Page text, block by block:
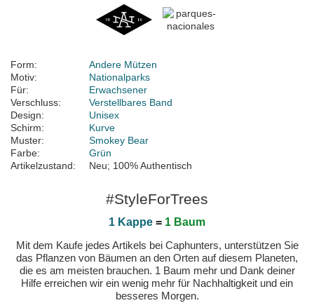
Form:
Andere Mützen
Motiv:
Nationalparks
Für:
Erwachsener
Verschluss:
Verstellbares Band
Design:
Unisex
Schirm:
Kurve
Muster:
Smokey Bear
Farbe:
Grün
Artikelzustand:
Neu; 100% Authentisch
#StyleForTrees
1 Kappe = 1 Baum
Mit dem Kaufe jedes Artikels bei Caphunters, unterstützen Sie
das Pflanzen von Bäumen an den Orten auf diesem Planeten,
die es am meisten brauchen. 1 Baum mehr und Dank deiner
Hilfe erreichen wir ein wenig mehr für Nachhaltigkeit und ein
besseres Morgen.